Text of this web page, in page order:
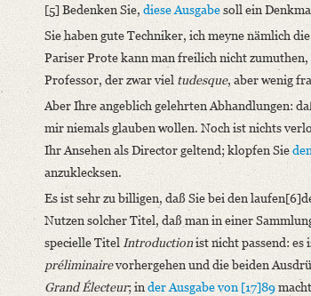
[5] Bedenken Sie, diese Ausgabesoll ein
Sie haben gute Techniker, ich meyne nämlich die
Pariser Prote kann man freilich nicht
Professor, der zwar viel tudesque, aber wenig
Aber Ihre angeblich gelehrten Abhandlungen:
mir niemals glauben wollen. Noch ist nichts
Ihr Ansehen als Director geltend; klopfen Sie
anzuklecksen.
Es ist sehr zu billigen, daß Sie bei den
Nutzen solcher Titel, daß man in einer
specielle TitelIntroductionist nicht passend: es
préliminairevorhergehen und die beiden
Grand Électeur; inder Ausgabe von [17]89